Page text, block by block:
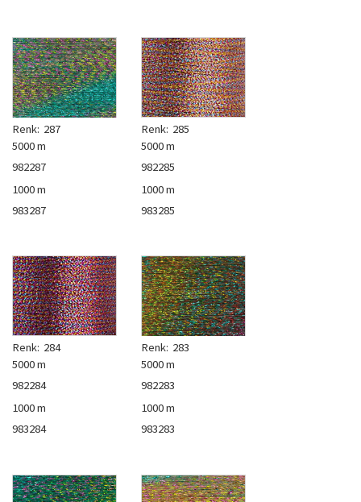
Renk: 287
5000 m
982287
1000 m
983287
Renk: 285
5000 m
982285
1000 m
983285
Renk: 284
5000 m
982284
1000 m
983284
Renk: 283
5000 m
982283
1000 m
983283